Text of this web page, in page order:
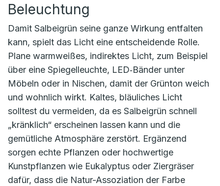
Beleuchtung
Damit Salbeigrün seine ganze Wirkung entfalten
kann, spielt das Licht eine entscheidende Rolle.
Plane warmweißes, indirektes Licht, zum Beispiel
über eine Spiegelleuchte, LED‑Bänder unter
Möbeln oder in Nischen, damit der Grünton weich
und wohnlich wirkt. Kaltes, bläuliches Licht
solltest du vermeiden, da es Salbeigrün schnell
„kränklich“ erscheinen lassen kann und die
gemütliche Atmosphäre zerstört. Ergänzend
sorgen echte Pflanzen oder hochwertige
Kunstpflanzen wie Eukalyptus oder Ziergräser
dafür, dass die Natur-Assoziation der Farbe